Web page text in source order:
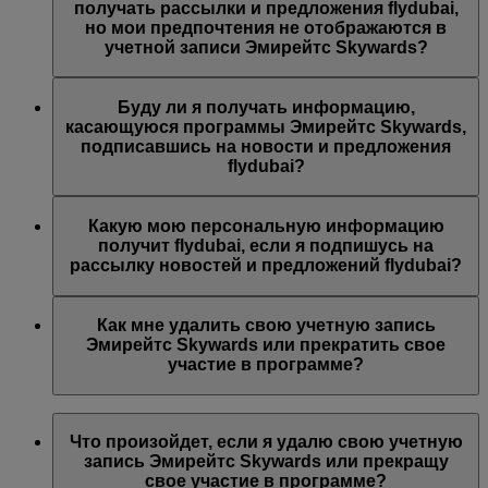
предложений Эмирейтс, Эмирейтс Skywards и/или
flydubai. Ваши предпочтения были изменены согласно
вашему выбору.
получать рассылки и предложения flydubai,
но мои предпочтения не отображаются в
учетной записи Эмирейтс Skywards?
связан с несколькими номерами участников программы
Эмирейтс Skywards или указанное вами имя не
совпадает с именем в вашей учетной записи Эмирейтс
Skywards. Войдите в учетную запись Эмирейтс
Личные предпочтения
Буду ли я получать информацию,
касающуюся программы Эмирейтс Skywards,
подписавшись на новости и предложения
flydubai?
компании flydubai, включая промоакции flydubai и
flydubai Holidays.
Какую мою персональную информацию
получит flydubai, если я подпишусь на
рассылку новостей и предложений flydubai?
электронной почты, на который будут приходить
письма. flydubai несет ответственность за обработку
вашей личной информации согласнополитике
Как мне удалить свою учетную запись
Эмирейтс Skywards или прекратить свое
участие в программе?
Skywards или прекратить свое участие в программе в
любой момент.
Что произойдет, если я удалю свою учетную
запись Эмирейтс Skywards или прекращу
свое участие в программе?